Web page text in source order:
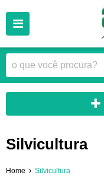
Silvicultura
Home Silvicultura